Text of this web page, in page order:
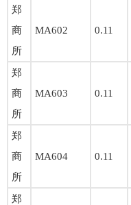
郑
商
所
MA602 0.11
郑
商
所
MA603 0.11
郑
商
所
MA604 0.11
郑